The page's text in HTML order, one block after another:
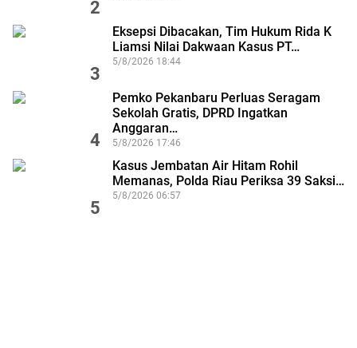
2
3
Eksepsi Dibacakan, Tim Hukum Rida K
Liamsi Nilai Dakwaan Kasus PT…
5/8/2026 18:44
4
Pemko Pekanbaru Perluas Seragam
Sekolah Gratis, DPRD Ingatkan
Anggaran…
5/8/2026 17:46
5
Kasus Jembatan Air Hitam Rohil
Memanas, Polda Riau Periksa 39 Saksi…
5/8/2026 06:57